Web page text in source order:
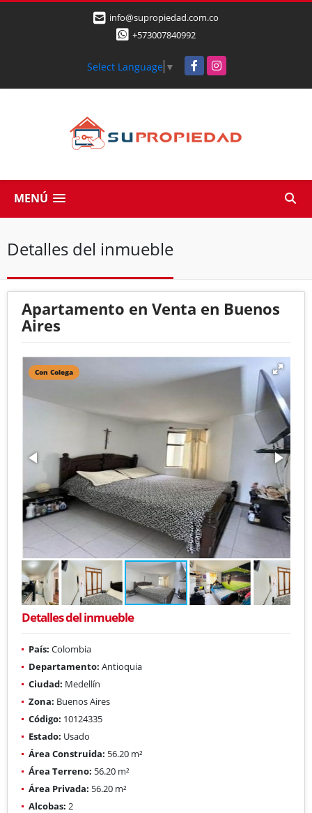
info@supropiedad.com.co
+573007840992
Select Language ▼ FacebookInstagram
MENÚ
Detalles del inmueble
Apartamento en Venta en Buenos
Aires
Con Colega
Detalles del inmueble
País: Colombia
Departamento: Antioquia
Ciudad: Medellín
Zona: Buenos Aires
Código: 10124335
Estado: Usado
Área Construida: 56.20 m²
Área Terreno: 56.20 m²
Área Privada: 56.20 m²
Alcobas: 2